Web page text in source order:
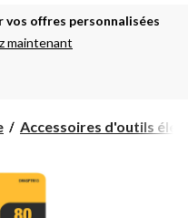
vos offres personnalisées
maintenant
Accessoires d'outils